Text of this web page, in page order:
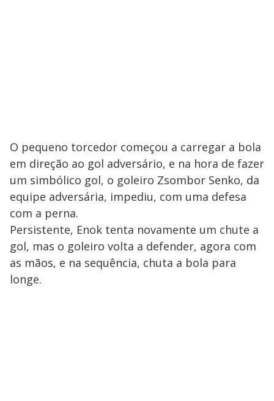
O pequeno torcedor começou a carregar a bola
em direção ao gol adversário, e na hora de fazer
um simbólico gol, o goleiro Zsombor Senko, da
equipe adversária, impediu, com uma defesa
com a perna.
Persistente, Enok tenta novamente um chute a
gol, mas o goleiro volta a defender, agora com
as mãos, e na sequência, chuta a bola para
longe.